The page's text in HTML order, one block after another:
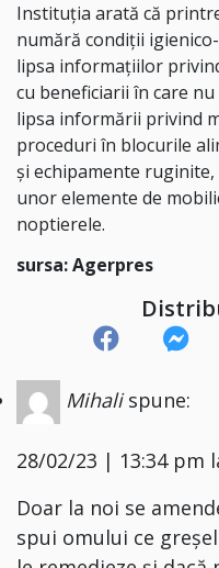
Instituţia arată că
numără condiţii
lipsa informaţiilor
cu beneficiarii în care
lipsa informării privind
proceduri în blocurile
şi echipamente
unor elemente de
noptierele.
sursa: Agerpres
Mihali spune:
28/02/23 | 13:34 pm
Doar la noi se
spui omului ce